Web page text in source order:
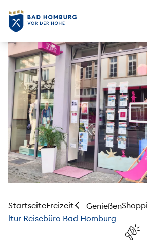
StartseiteFreizeit Genießen
ltur Reisebüro Bad Homburg